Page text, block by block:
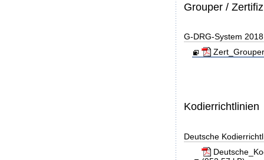
Grouper /
G-DRG-System
Kodierrichtlinien
Deutsche